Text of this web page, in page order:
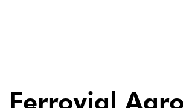
07
Ferrovial